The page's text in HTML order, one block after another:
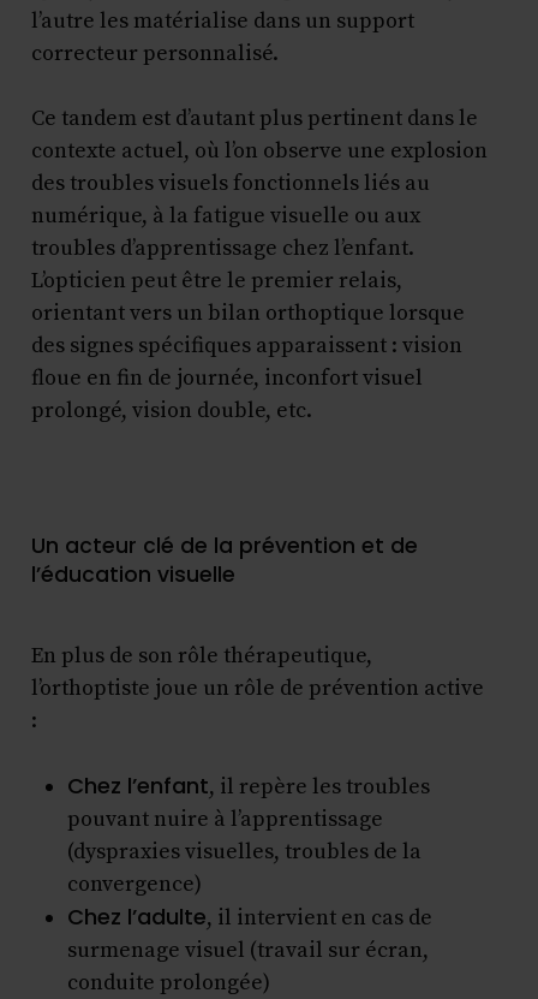
l’autre les matérialise dans un support
correcteur personnalisé.
Ce tandem est d’autant plus pertinent dans le
contexte actuel, où l’on observe une explosion
des troubles visuels fonctionnels liés au
numérique, à la fatigue visuelle ou aux
troubles d’apprentissage chez l’enfant.
L’opticien peut être le premier relais,
orientant vers un bilan orthoptique lorsque
des signes spécifiques apparaissent : vision
floue en fin de journée, inconfort visuel
prolongé, vision double, etc.
Un acteur clé de la prévention et de
l’éducation visuelle
En plus de son rôle thérapeutique,
l’orthoptiste joue un rôle de prévention active
:
Chez l’enfant, il repère les troubles
pouvant nuire à l’apprentissage
(dyspraxies visuelles, troubles de la
convergence)
Chez l’adulte, il intervient en cas de
surmenage visuel (travail sur écran,
conduite prolongée)